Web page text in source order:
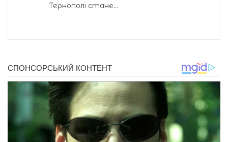
Тернополі стане...